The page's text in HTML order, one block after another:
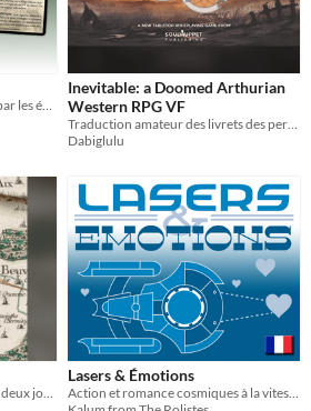
Inevitable: a Doomed Arthurian
Western RPG VF
Dabiglulu
Lasers & Émotions